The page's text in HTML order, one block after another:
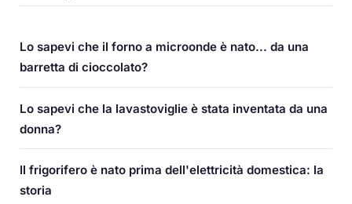
Lo sapevi che il forno a microonde è nato... da una
barretta di cioccolato?
Lo sapevi che la lavastoviglie è stata inventata da una
donna?
Il frigorifero è nato prima dell'elettricità domestica: la
storia